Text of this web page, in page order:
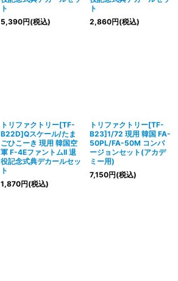
ト
5,390円(税込)
ト
2,860円(税込)
トリファクトリー[TF-
B22D]Qスケール/たま
ごひこーき 現用 韓国空
軍 F-4EファントムII 退
役記念式典デカールセッ
ト
1,870円(税込)
トリファクトリー[TF-
B23]1/72 現用 韓国 FA-
50PL/FA-50M コンバ
ージョンセット(アカデ
ミー用)
7,150円(税込)